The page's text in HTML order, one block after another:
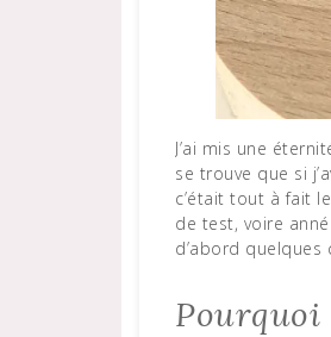
J’ai mis une éternité à tester les produits The Ordinary dont on entendait pourtant parler partout. Il
se trouve que si
c’était tout à fait
de test, voire
d’abord quelques
Pourquoi